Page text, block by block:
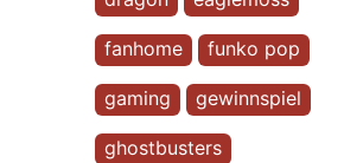
fanhome funko pop
gaming gewinnspiel
ghostbusters